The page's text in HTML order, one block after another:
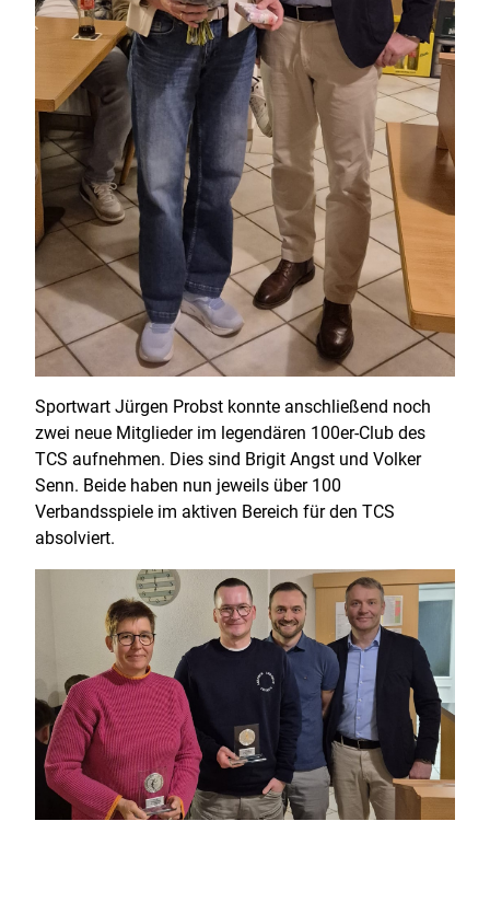
Sportwart Jürgen Probst konnte anschließend noch
zwei neue Mitglieder im legendären 100er-Club des
TCS aufnehmen. Dies sind Brigit Angst und Volker
Senn. Beide haben nun jeweils über 100
Verbandsspiele im aktiven Bereich für den TCS
absolviert.